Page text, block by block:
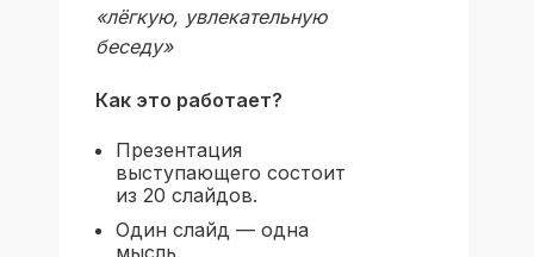
«лёгкую, увлекательную
беседу»
Как это работает?
Презентация
выступающего состоит
из 20 слайдов.
Один слайд — одна
мысль.